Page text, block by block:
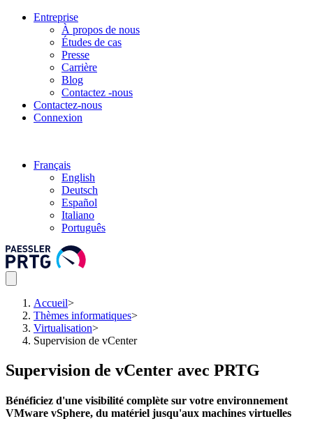
Entreprise
À propos de nous
Études de cas
Presse
Carrière
Blog
Contactez -nous
Contactez-nous
Connexion
Français
English
Deutsch
Español
Italiano
Português
Accueil>
Thèmes informatiques>
Virtualisation>
Supervision de vCenter
Supervision de vCenter avec PRTG
Bénéficiez d'une visibilité complète sur votre environnement
VMware vSphere, du matériel jusqu'aux machines virtuelles